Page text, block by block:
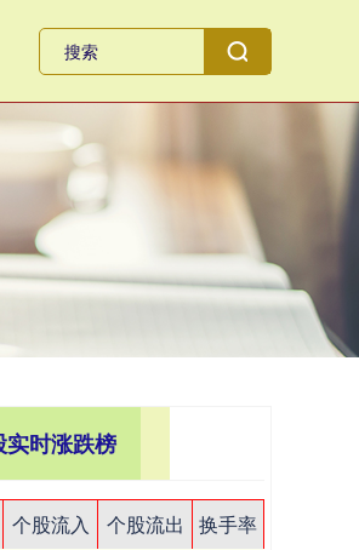
实时涨跌榜
个股流入 个股流出
换手率